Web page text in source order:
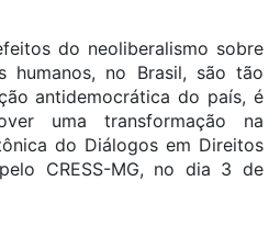
do neoliberalismo sobre
humanos, no Brasil, são tão
antidemocrática do país, é
uma transformação na
do Diálogos em Direitos
CRESS-MG, no dia 3 de